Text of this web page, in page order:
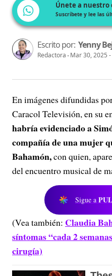
Únete a nuestro
Suscríbete y lee las
Escrito por: Yenny
Redactora Mar 30, 2025
En imágenes difundidas
Caracol Televisión, en su
habría evidenciado a
compañía de una mujer
Bahamón,con quien,
del encuentro musical de
Sigue a
(Vea también: Claudia
síntomas “cada 2
cirugía)